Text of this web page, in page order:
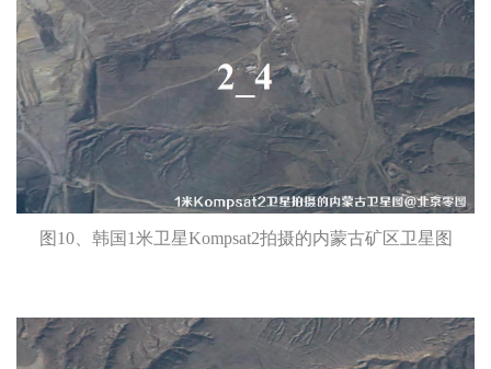
图10、韩国1米卫星Kompsat2拍摄的内蒙古矿区卫星图